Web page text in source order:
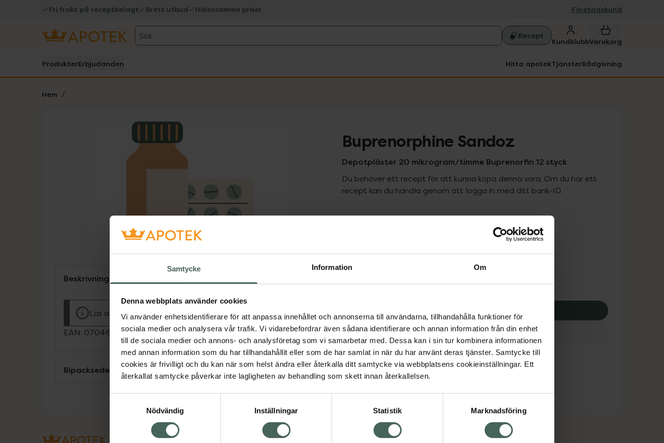
Samtycke Information Om
Denna webbplats använder cookies
Vi använder enhetsidentifierare för att anpassa innehållet och annonserna till användarna, tillhandahålla funktioner för
sociala medier och analysera vår trafik. Vi vidarebefordrar även sådana identifierare och annan information från din enhet
till de sociala medier och annons- och analysföretag som vi samarbetar med. Dessa kan i sin tur kombinera informationen
med annan information som du har tillhandahållit eller som de har samlat in när du har använt deras tjänster. Samtycke till
cookies är frivilligt och du kan när som helst ändra eller återkalla ditt samtycke via webbplatsens cookieinställningar. Ett
återkallat samtycke påverkar inte lagligheten av behandling som skett innan återkallelsen.
Nödvändig
Inställningar Statistik Marknadsföring
Fri frakt på receptbelagt Brett utbud Hälsosamma priser Företagskund
Sök Recept
KundklubbVarukorg
ProdukterErbjudanden Hitta apotekTjänsterRådgivning
Hem
Lista: . Innehåller 1 objekt. Buprenorphine Sandoz
Depotplåster 20 mikrogram/timme Buprenorfin 12 styck
Du behöver ett recept för att kunna köpa denna vara. Om du har ett
recept kan du handla genom att logga in med ditt bank-ID.
Pris med recept
Högkostnadsskyddet gäller
625,01 kr
I apotek:625,01 kr
Köp via ditt recept
Aktuella erbjudanden
Beskrivning
Läs alltid bipacksedeln innan användning.
EAN: 07046265496274
Bipacksedel från FASS Visa
Om recept och läkemedel